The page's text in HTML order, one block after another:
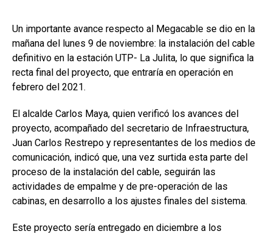
Un importante avance respecto al Megacable se dio en la
mañana del lunes 9 de noviembre: la instalación del cable
definitivo en la estación UTP- La Julita, lo que significa la
recta final del proyecto, que entraría en operación en
febrero del 2021.
El alcalde Carlos Maya, quien verificó los avances del
proyecto, acompañado del secretario de Infraestructura,
Juan Carlos Restrepo y representantes de los medios de
comunicación, indicó que, una vez surtida esta parte del
proceso de la instalación del cable, seguirán las
actividades de empalme y de pre-operación de las
cabinas, en desarrollo a los ajustes finales del sistema.
Este proyecto sería entregado en diciembre a los